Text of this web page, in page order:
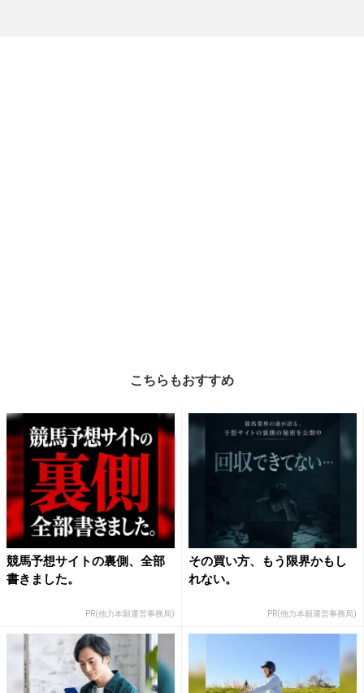
こちらもおすすめ
競馬予想サイトの裏側、全部
書きました。
PR(他力本願運営事務局)
その買い方、もう限界かもし
れない。
PR(他力本願運営事務局)